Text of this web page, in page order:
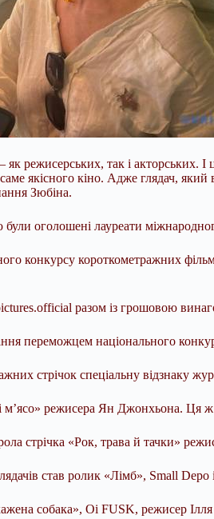
як режисерських, так і
якісного кіно. Адже глядач,
Зюбіна.
оголошені лауреати
конкурсу короткометражних
разом із грошовою
переможцем національного
стрічок спеціальну відзнаку
режисера Ян Джонхьона. Ця ж
стрічка «Рок, трава й тачки»
став ролик «Лімб», Small
собака», Oi FUSK, режисер